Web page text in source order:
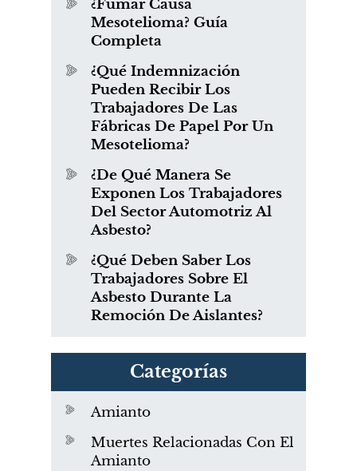
¿Fumar Causa
Mesotelioma? Guía
Completa
¿Qué Indemnización
Pueden Recibir Los
Trabajadores De Las
Fábricas De Papel Por Un
Mesotelioma?
¿De Qué Manera Se
Exponen Los Trabajadores
Del Sector Automotriz Al
Asbesto?
¿Qué Deben Saber Los
Trabajadores Sobre El
Asbesto Durante La
Remoción De Aislantes?
Categorías
Amianto
Muertes Relacionadas Con El
Amianto